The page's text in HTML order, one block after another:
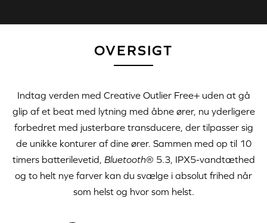
OVERSIGT
Indtag verden med Creative Outlier Free+uden at gå
glip af et beat med lytning med åbne ører, nu yderligere
forbedret med justerbare transducere, der tilpasser sig
de unikke konturer af dine ører. Sammen med op til 10
timers batterilevetid, Bluetooth® 5.3, IPX5-vandtæthed
og to helt nye farver kan du svælge i absolut frihed når
som helst og hvor som helst.